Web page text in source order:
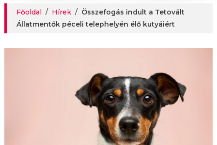
Főoldal / Hírek / Összefogás indult a Tetovált
Állatmentők péceli telephelyén élő kutyáiért